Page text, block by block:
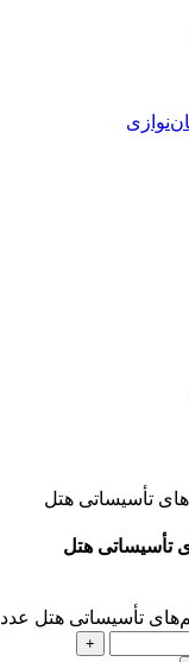
تأسیساتی هتل
تأسیساتی هتل عدد